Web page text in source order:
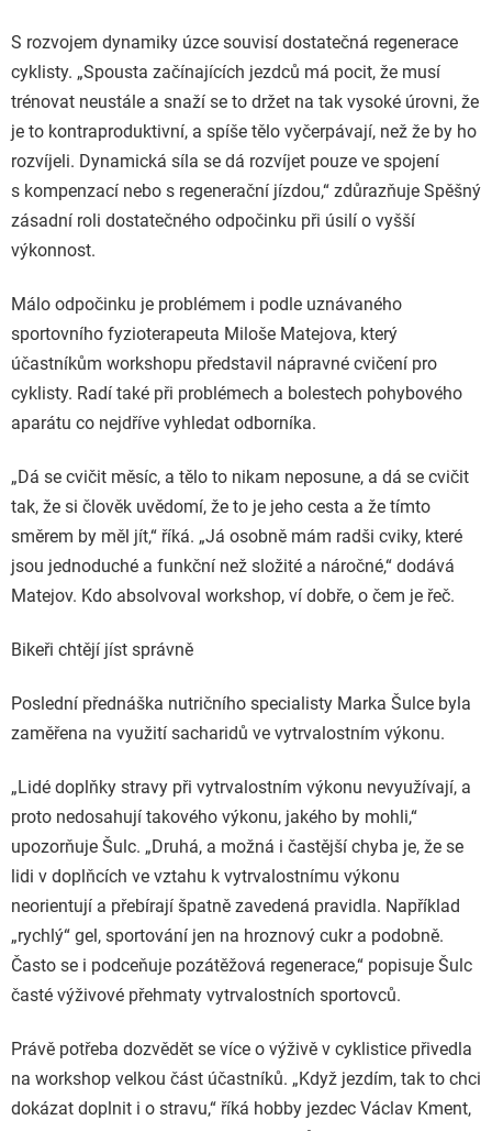
S rozvojem dynamiky úzce souvisí dostatečná regenerace
cyklisty. „Spousta začínajících jezdců má pocit, že musí
trénovat neustále a snaží se to držet na tak vysoké úrovni, že
je to kontraproduktivní, a spíše tělo vyčerpávají, než že by ho
rozvíjeli. Dynamická síla se dá rozvíjet pouze ve spojení
s kompenzací nebo s regenerační jízdou,“ zdůrazňuje Spěšný
zásadní roli dostatečného odpočinku při úsilí o vyšší
výkonnost.
Málo odpočinku je problémem i podle uznávaného
sportovního fyzioterapeuta Miloše Matejova, který
účastníkům workshopu představil nápravné cvičení pro
cyklisty. Radí také při problémech a bolestech pohybového
aparátu co nejdříve vyhledat odborníka.
„Dá se cvičit měsíc, a tělo to nikam neposune, a dá se cvičit
tak, že si člověk uvědomí, že to je jeho cesta a že tímto
směrem by měl jít,“ říká. „Já osobně mám radši cviky, které
jsou jednoduché a funkční než složité a náročné,“ dodává
Matejov. Kdo absolvoval workshop, ví dobře, o čem je řeč.
Bikeři chtějí jíst správně
Poslední přednáška nutričního specialisty Marka Šulce byla
zaměřena na využití sacharidů ve vytrvalostním výkonu.
„Lidé doplňky stravy při vytrvalostním výkonu nevyužívají, a
proto nedosahují takového výkonu, jakého by mohli,“
upozorňuje Šulc. „Druhá, a možná i častější chyba je, že se
lidi v doplňcích ve vztahu k vytrvalostnímu výkonu
neorientují a přebírají špatně zavedená pravidla. Například
„rychlý“ gel, sportování jen na hroznový cukr a podobně.
Často se i podceňuje pozátěžová regenerace,“ popisuje Šulc
časté výživové přehmaty vytrvalostních sportovců.
Právě potřeba dozvědět se více o výživě v cyklistice přivedla
na workshop velkou část účastníků. „Když jezdím, tak to chci
dokázat doplnit i o stravu,“ říká hobby jezdec Václav Kment,